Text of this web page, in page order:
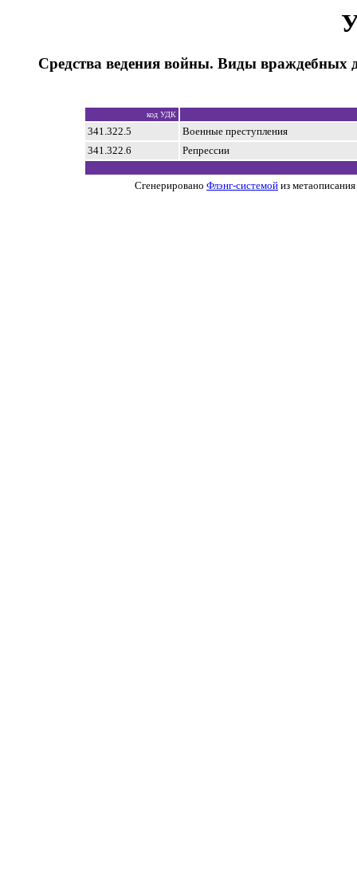
Средства ведения войны. Виды враждебных
код УДК
341.322.5
Военные преступления
341.322.6
Репрессии
Сгенерировано Флэнг-системой из